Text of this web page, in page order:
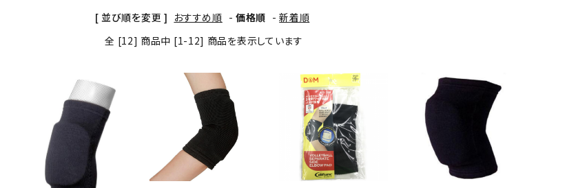
[ 並び順を変更 ] おすすめ順 - 価格順 -新着順
全 [12] 商品中 [1-12] 商品を表示しています